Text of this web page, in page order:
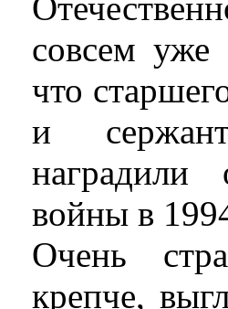
совсем уже
что
и
наградили
войны в
Очень
крепче,